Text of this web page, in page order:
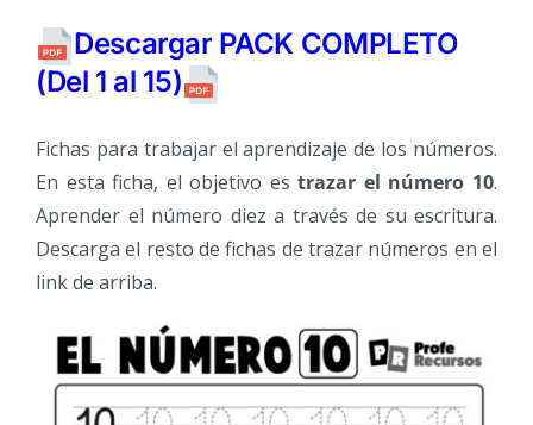
Descargar PACK COMPLETO
(Del 1 al 15)
Fichas para trabajar el aprendizaje de los números.
En esta ficha, el objetivo estrazar el número 10.
Aprender el número diez a través de su escritura.
Descarga el resto de fichas de trazar números en el
link de arriba.